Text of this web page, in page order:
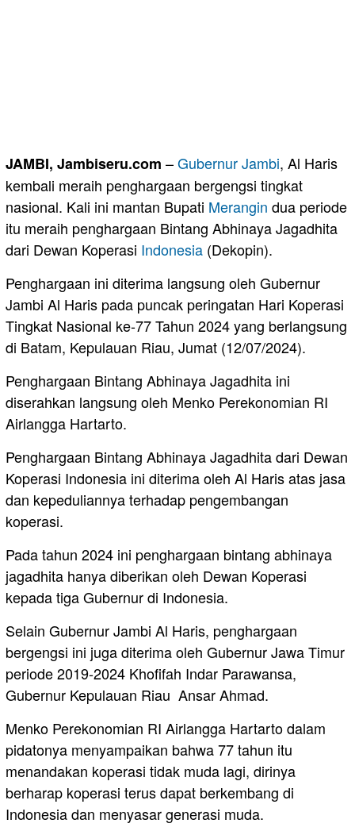
JAMBI, Jambiseru.com –Gubernur Jambi, Al Haris
kembali meraih penghargaan bergengsi tingkat
nasional. Kali ini mantan Bupati Merangin dua periode
itu meraih penghargaan Bintang Abhinaya Jagadhita
dari Dewan Koperasi Indonesia (Dekopin).
Penghargaan ini diterima langsung oleh Gubernur
Jambi Al Haris pada puncak peringatan Hari Koperasi
Tingkat Nasional ke-77 Tahun 2024 yang berlangsung
di Batam, Kepulauan Riau, Jumat (12/07/2024).
Penghargaan Bintang Abhinaya Jagadhita ini
diserahkan langsung oleh Menko Perekonomian RI
Airlangga Hartarto.
Penghargaan Bintang Abhinaya Jagadhita dari Dewan
Koperasi Indonesia ini diterima oleh Al Haris atas jasa
dan kepeduliannya terhadap pengembangan
koperasi.
Pada tahun 2024 ini penghargaan bintang abhinaya
jagadhita hanya diberikan oleh Dewan Koperasi
kepada tiga Gubernur di Indonesia.
Selain Gubernur Jambi Al Haris, penghargaan
bergengsi ini juga diterima oleh Gubernur Jawa Timur
periode 2019-2024 Khofifah Indar Parawansa,
Gubernur Kepulauan Riau Ansar Ahmad.
Menko Perekonomian RI Airlangga Hartarto dalam
pidatonya menyampaikan bahwa 77 tahun itu
menandakan koperasi tidak muda lagi, dirinya
berharap koperasi terus dapat berkembang di
Indonesia dan menyasar generasi muda.